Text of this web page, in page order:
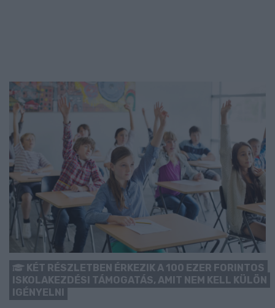
KÉT RÉSZLETBEN ÉRKEZIK A 100 EZER FORINTOS
ISKOLAKEZDÉSI TÁMOGATÁS, AMIT NEM KELL KÜLÖN
IGÉNYELNI